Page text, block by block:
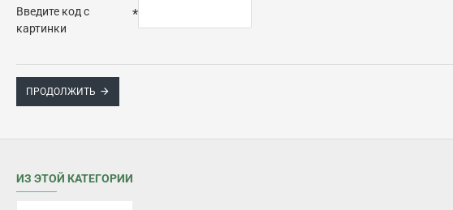
Введите код с
картинки
ПРОДОЛЖИТЬ
ИЗ ЭТОЙ КАТЕГОРИИ